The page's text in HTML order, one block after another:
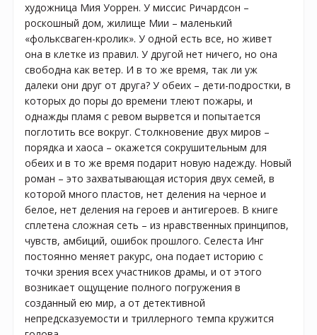
художница Мия Уоррен. У миссис Ричардсон –
роскошный дом, жилище Мии – маленький
«фольксваген-кролик». У одной есть все, но живет
она в клетке из правил. У другой нет ничего, но она
свободна как ветер. И в то же время, так ли уж
далеки они друг от друга? У обеих – дети-подростки, в
которых до поры до времени тлеют пожары, и
однажды пламя с ревом вырвется и попытается
поглотить все вокруг. Столкновение двух миров –
порядка и хаоса – окажется сокрушительным для
обеих и в то же время подарит новую надежду. Новый
роман – это захватывающая история двух семей, в
которой много пластов, нет деления на черное и
белое, нет деления на героев и антигероев. В книге
сплетена сложная сеть – из нравственных принципов,
чувств, амбиций, ошибок прошлого. Селеста Инг
постоянно меняет ракурс, она подает историю с
точки зрения всех участников драмы, и от этого
возникает ощущение полного погружения в
созданный ею мир, а от детективной
непредсказуемости и триллерного темпа кружится